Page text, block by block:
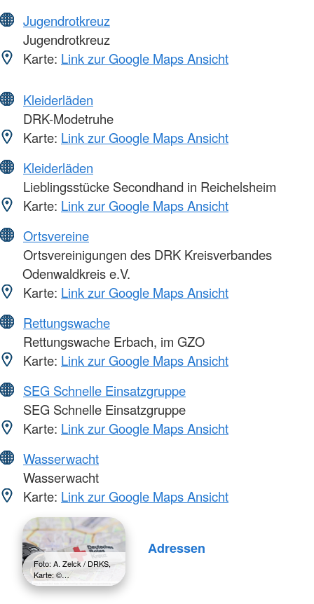
Jugendrotkreuz
Jugendrotkreuz
Karte: Link zur Google Maps Ansicht
Kleiderläden
DRK-Modetruhe
Karte: Link zur Google Maps Ansicht
Kleiderläden
Lieblingsstücke Secondhand in Reichelsheim
Karte: Link zur Google Maps Ansicht
Ortsvereine
Ortsvereinigungen des DRK Kreisverbandes
Odenwaldkreis e.V.
Karte: Link zur Google Maps Ansicht
Rettungswache
Rettungswache Erbach, im GZO
Karte: Link zur Google Maps Ansicht
SEG Schnelle Einsatzgruppe
SEG Schnelle Einsatzgruppe
Karte: Link zur Google Maps Ansicht
Wasserwacht
Wasserwacht
Karte: Link zur Google Maps Ansicht
Foto: A. Zelck / DRKS,
Karte: ©…
Adressen